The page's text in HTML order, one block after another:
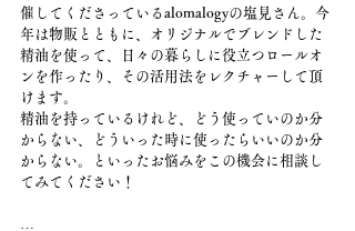
催してくださっているalomalogyの塩見さん。今
年は物販とともに、オリジナルでブレンドした
精油を使って、日々の暮らしに役立つロールオ
ンを作ったり、その活用法をレクチャーして頂
けます。
精油を持っているけれど、どう使っていのか分
からない、どういった時に使ったらいいのか分
からない。といったお悩みをこの機会に相談し
てみてください！